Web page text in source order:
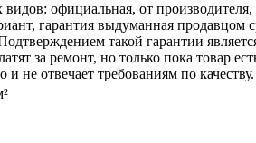
видов: официальная, от
гарантия выдуманная продавцом
такой гарантии
за ремонт, но только пока товар
не отвечает требованиям по качеству.